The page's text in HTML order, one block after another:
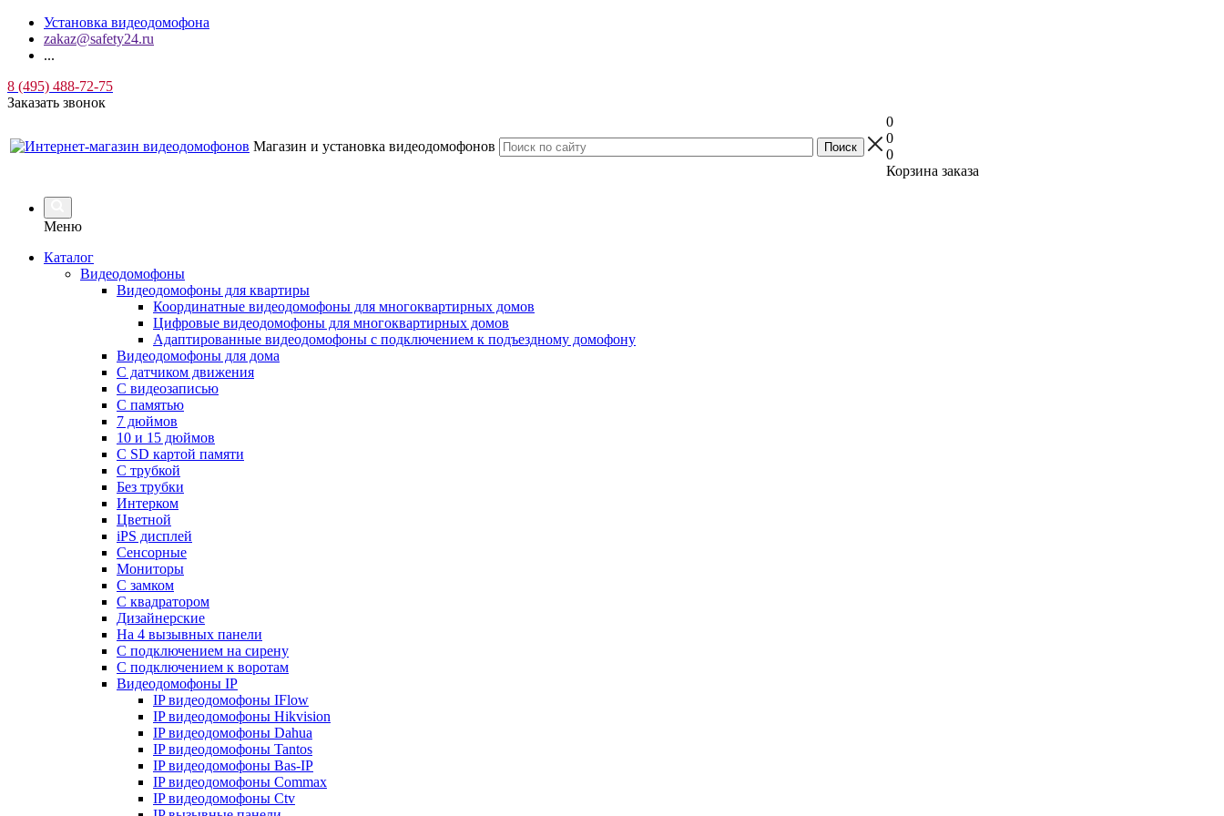
Установка видеодомофона
zakaz@safety24.ru
...
8 (495) 488-72-75
Заказать звонок
Магазин и установка видеодомофонов
0
0
0
Корзина заказа
Меню
Каталог
Видеодомофоны
Видеодомофоны для квартиры
Координатные видеодомофоны для многоквартирных домов
Цифровые видеодомофоны для многоквартирных домов
Адаптированные видеодомофоны с подключением к подъездному домофону
Видеодомофоны для дома
С датчиком движения
С видеозаписью
C памятью
7 дюймов
10 и 15 дюймов
С SD картой памяти
С трубкой
Без трубки
Интерком
Цветной
iPS дисплей
Сенсорные
Мониторы
С замком
C квадратором
Дизайнерские
На 4 вызывных панели
С подключением на сирену
С подключением к воротам
Видеодомофоны IP
IP видеодомофоны IFlow
IP видеодомофоны Hikvision
IP видеодомофоны Dahua
IP видеодомофоны Tantos
IP видеодомофоны Bas-IP
IP видеодомофоны Commax
IP видеодомофоны Ctv